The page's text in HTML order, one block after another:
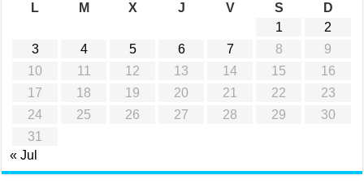
L
M X J V S
D
1
2
3
4 5 6 7 8
9
10
11 12 13 14 15
16
17
18 19 20 21 22
23
24
25 26 27 28 29
30
31
« Jul